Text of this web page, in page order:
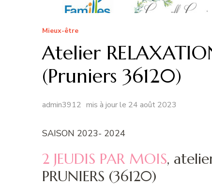
Mieux-être
Atelier
(Pruniers 36120)
admin3912 mis à jour le 24 août 2023
SAISON 2023- 2024
2 JEUDIS PAR MOIS,
PRUNIERS (36120)